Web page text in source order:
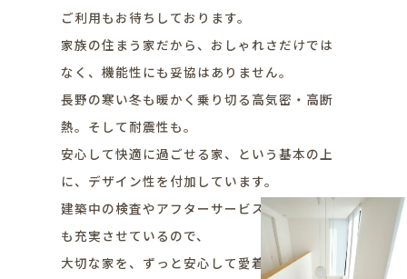
ご利用もお待ちしております。
家族の住まう家だから、おしゃれさだけでは
なく、機能性にも妥協はありません。
長野の寒い冬も暖かく乗り切る高気密・高断
熱。そして耐震性も。
安心して快適に過ごせる家、という基本の上
に、デザイン性を付加しています。
建築中の検査やアフターサービス、各種保証
も充実させているので、
大切な家を、ずっと安心して愛着を持って住